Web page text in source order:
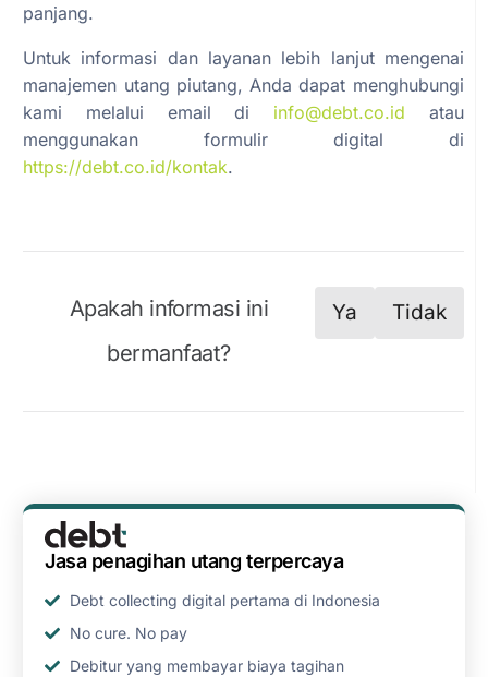
panjang.
Untuk informasi dan layanan lebih lanjut mengenai
manajemen utang piutang, Anda dapat menghubungi
kami melalui email di info@debt.co.id atau
menggunakan formulir digital di
https://debt.co.id/kontak.
Apakah informasi ini
bermanfaat?
Ya Tidak
Jasa penagihan utang terpercaya
Debt collecting digital pertama di Indonesia
No cure. No pay
Debitur yang membayar biaya tagihan